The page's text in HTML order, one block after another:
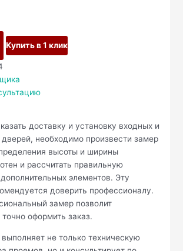
Купить в 1 клик
доставку и установку входных и
необходимо произвести замер
высоты и ширины
и рассчитать правильную
элементов. Эту
доверить профессионалу.
замер позволит
оформить заказ.
не только техническую